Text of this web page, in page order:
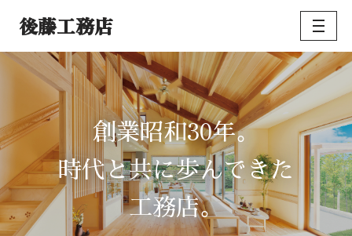
ン
ツ
へ
キ
ッ
プ
後藤工務店
創業昭和30年。
時代と共に歩んできた
工務店。